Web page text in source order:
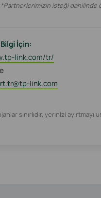
*Partnerlerimizin isteği dahilinde
İçin:
link.com/tr/
link.com
sınırlıdır, yerinizi ayırtmayı